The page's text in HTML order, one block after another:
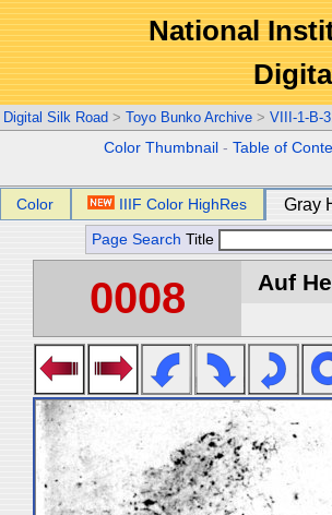
National
Digital Silk Road > Toyo Bunko Archive > VIII-1-B-
Color Thumbnail -Table of
Color IIIF Color HighRes Gray
Page Search Title
0008 Auf